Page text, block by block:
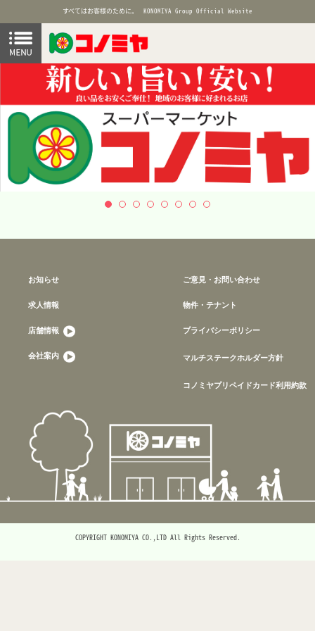
すべてはお客様のために。 KONOMIYA Group Official Website
お知らせ
求人情報
店舗情報
会社案内
ご意見・お問い合わせ
物件・テナント
プライバシーポリシー
マルチステークホルダー方針
コノミヤプリペイドカード利用約款
COPYRIGHT KONOMIYA CO.,LTD All Rights Reserved.